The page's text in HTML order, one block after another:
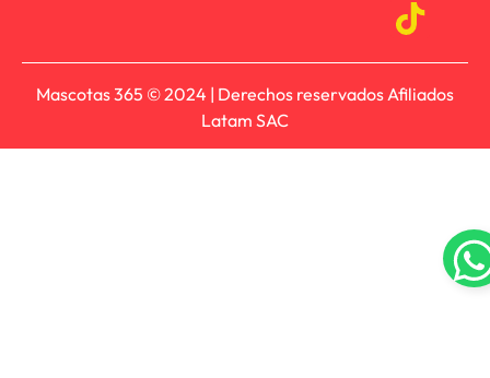
Mascotas 365 © 2024 | Derechos reservados Afiliados
Latam SAC